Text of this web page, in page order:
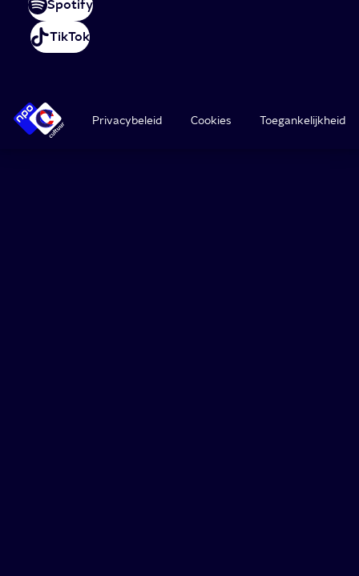
Spotify
TikTok
Privacybeleid Cookies Toegankelijkheid